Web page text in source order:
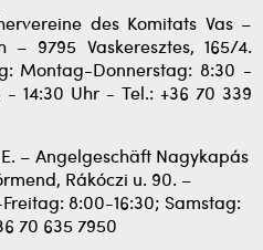
des Komitats Vas –
– 9795 Vaskeresztes, 165/4.
Montag-Donnerstag: 8:30 -
- 14:30 Uhr - Tel.: +36 70 339
– Angelgeschäft Nagykapás
Rákóczi u. 90. –
8:00-16:30; Samstag:
70 635 7950